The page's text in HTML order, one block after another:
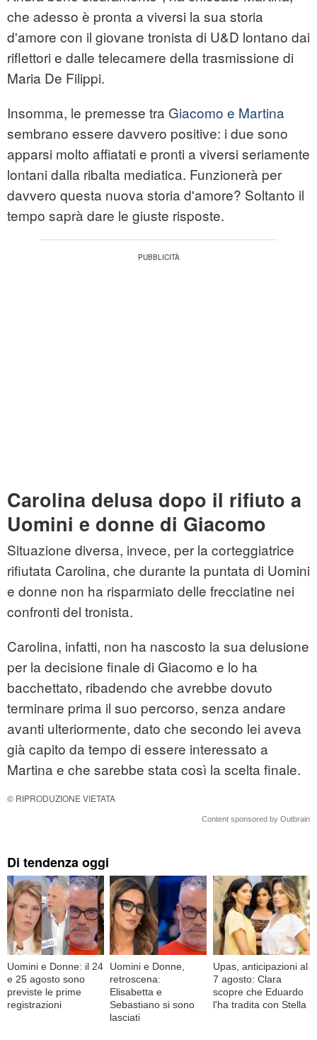
che adesso è pronta a viversi la sua storia
d'amore con il giovane tronista di U&D lontano dai
riflettori e dalle telecamere della trasmissione di
Maria De Filippi.
Insomma, le premesse tra Giacomo e Martina
sembrano essere davvero positive: i due sono
apparsi molto affiatati e pronti a viversi seriamente
lontani dalla ribalta mediatica. Funzionerà per
davvero questa nuova storia d'amore? Soltanto il
tempo saprà dare le giuste risposte.
Carolina delusa dopo il rifiuto a
Uomini e donne di Giacomo
Situazione diversa, invece, per la corteggiatrice
rifiutata Carolina, che durante la puntata di Uomini
e donne non ha risparmiato delle frecciatine nei
confronti del tronista.
Carolina, infatti, non ha nascosto la sua delusione
per la decisione finale di Giacomo e lo ha
bacchettato, ribadendo che avrebbe dovuto
terminare prima il suo percorso, senza andare
avanti ulteriormente, dato che secondo lei aveva
già capito da tempo di essere interessato a
Martina e che sarebbe stata così la scelta finale.
© RIPRODUZIONE VIETATA
Content sponsored by Outbrain
Di tendenza oggi
Uomini e Donne: il 24
e 25 agosto sono
previste le prime
registrazioni
Uomini e Donne,
retroscena:
Elisabetta e
Sebastiano si sono
lasciati
Upas, anticipazioni al
7 agosto: Clara
scopre che Eduardo
l'ha tradita con Stella